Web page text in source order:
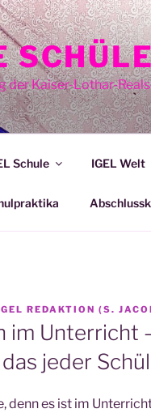
der Kaiser-Lothar-
Schule IGEL Welt
REDAKTION (S.
im Unterricht
jeder
denn es ist im